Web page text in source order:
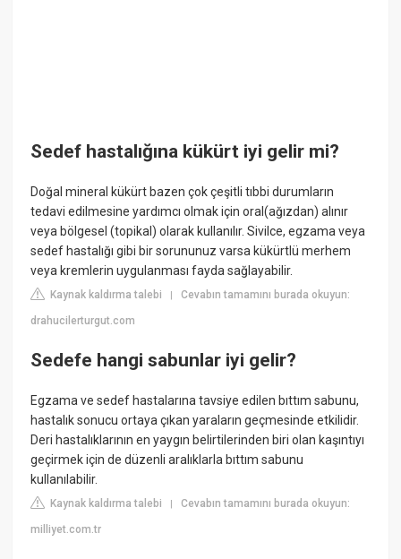
Sedef hastalığına kükürt iyi gelir mi?
Doğal mineral kükürt bazen çok çeşitli tıbbi durumların
tedavi edilmesine yardımcı olmak için oral(ağızdan) alınır
veya bölgesel (topikal) olarak kullanılır. Sivilce, egzama veya
sedef hastalığı gibi bir sorununuz varsa kükürtlü merhem
veya kremlerin uygulanması fayda sağlayabilir.
Kaynak kaldırma talebi |Cevabın tamamını burada okuyun:
drahucilerturgut.com
Sedefe hangi sabunlar iyi gelir?
Egzama ve sedef hastalarına tavsiye edilen bıttım sabunu,
hastalık sonucu ortaya çıkan yaraların geçmesinde etkilidir.
Deri hastalıklarının en yaygın belirtilerinden biri olan kaşıntıyı
geçirmek için de düzenli aralıklarla bıttım sabunu
kullanılabilir.
Kaynak kaldırma talebi |Cevabın tamamını burada okuyun:
milliyet.com.tr